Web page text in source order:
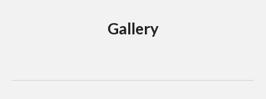
Gallery